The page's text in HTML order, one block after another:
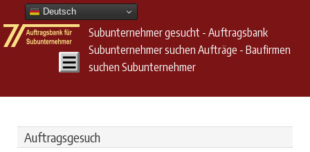
Deutsch
Subunternehmer gesucht - Auftragsbank
Subunternehmer suchen Aufträge - Baufirmen
suchen Subunternehmer
Auftragsgesuch